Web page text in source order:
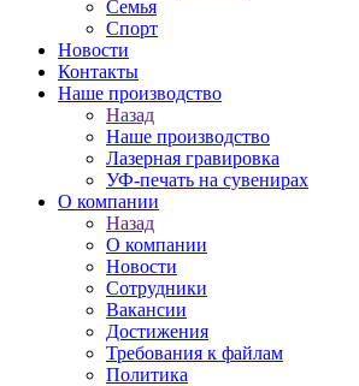
Семья
Спорт
Новости
Контакты
Наше производство
Назад
Наше производство
Лазерная гравировка
УФ-печать на сувенирах
О компании
Назад
О компании
Новости
Сотрудники
Вакансии
Достижения
Требования к файлам
Политика